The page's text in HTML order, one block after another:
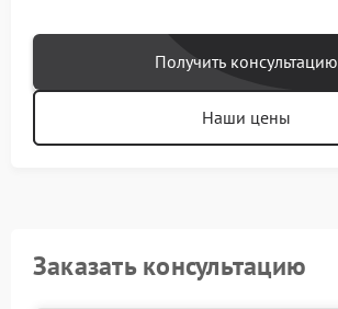
Получить консультацию
Наши цены
Заказать консультацию